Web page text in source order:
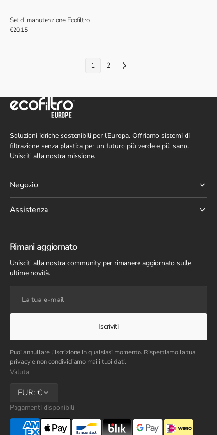
Set di manutenzione Ecofiltro
Prezzo
€20,15
1 2
Soluzioni idriche sostenibili per l'Europa. Offriamo sistemi di
filtrazione senza plastica per un futuro più verde e più sano.
Unisciti alla nostra missione.
Negozio
Assistenza
Rimani aggiornato
Unisciti alla nostra community per rimanere aggiornato sulle
ultime novità.
e-
Iscriviti
Puoi annullare l'iscrizione in qualsiasi momento. Rispettiamo la tua
privacy e non condividiamo mai i tuoi dati.
Valuta
EUR: €
Pagamenti disponibili